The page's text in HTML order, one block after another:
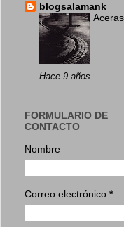
blogsalamank
Aceras
Hace 9 años
FORMULARIO DE
CONTACTO
Nombre
Correo electrónico *